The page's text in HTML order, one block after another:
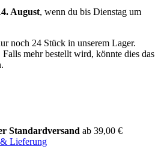
August, wenn du bis Dienstag um
noch 24 Stück in unserem Lager.
mehr bestellt wird, könnte dies das
Standardversand ab 39,00 €
Lieferung